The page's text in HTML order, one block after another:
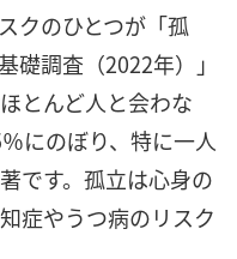
クのひとつが「孤
礎調査（2022年）」
とんど人と会わな
にのぼり、特に一人
です。孤立は心身の
症やうつ病のリスク